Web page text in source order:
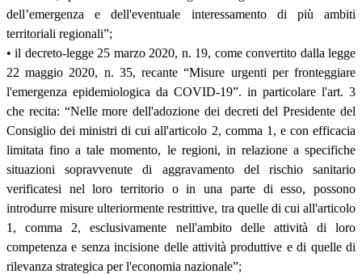
dell’emergenza e dell'eventuale interessamento di più ambiti
territoriali regionali”;
• il decreto-legge 25 marzo 2020, n. 19, come convertito dalla legge
22 maggio 2020, n. 35, recante “Misure urgenti per fronteggiare
l'emergenza epidemiologica da COVID-19”. in particolare l'art. 3
che recita: “Nelle more dell'adozione dei decreti del Presidente del
Consiglio dei ministri di cui all'articolo 2, comma 1, e con efficacia
limitata fino a tale momento, le regioni, in relazione a specifiche
situazioni sopravvenute di aggravamento del rischio sanitario
verificatesi nel loro territorio o in una parte di esso, possono
introdurre misure ulteriormente restrittive, tra quelle di cui all'articolo
1, comma 2, esclusivamente nell'ambito delle attività di loro
competenza e senza incisione delle attività produttive e di quelle di
rilevanza strategica per l'economia nazionale”;